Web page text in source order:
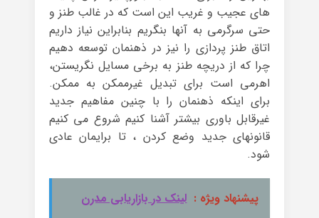
های عجیب و غریب این است که در غالب طنز و
حتی سرگرمی به آنها بنگریم بنابراین نیاز داریم
اتاق طنز پردازی را نیز در ذهنمان توسعه دهیم
چرا که از دریچه طنز به برخی مسایل نگریستن،
اهرمی است برای تبدیل غیرممکن به ممکن.
برای اینکه ذهنمان را با چنین مفاهیم جدید
غیرقابل باوری بیشتر آشنا کنیم شروع می کنیم
قانونهای جدید وضع کردن ، تا برایمان عادی
شود.
پیشنهاد ویژه : لینک در بازاریابی مدرن